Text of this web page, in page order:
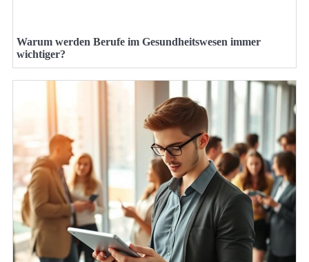
Warum werden Berufe im Gesundheitswesen immer
wichtiger?